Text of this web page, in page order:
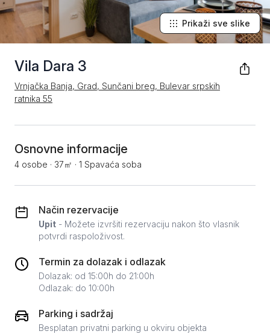
Vila Dara 3
Vrnjačka Banja, Grad, Sunčani breg, Bulevar srpskih
ratnika 55
Prikaži sve slike
Osnovne informacije
4 osobe · 37㎡ · 1 Spavaća soba
Način rezervacije
Upit - Možete izvršiti rezervaciju nakon što vlasnik
potvrdi raspoloživost.
Termin za dolazak i odlazak
Dolazak: od 15:00h do 21:00h
Odlazak: do 10:00h
Parking i sadržaj
Besplatan privatni parking u okviru objekta